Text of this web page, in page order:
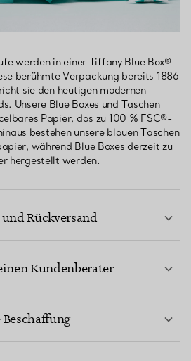
werden in einer Tiffany Blue Box®
berühmte Verpackung bereits 1886
sie den heutigen modernen
Unsere Blue Boxes und Taschen
Papier, das zu 100 % FSC®-
bestehen unsere blauen Taschen
während Blue Boxes derzeit zu
hergestellt werden.
Rückversand
Kundenberater